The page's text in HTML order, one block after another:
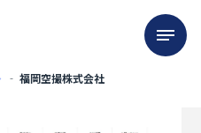
‐福岡空撮株式会社